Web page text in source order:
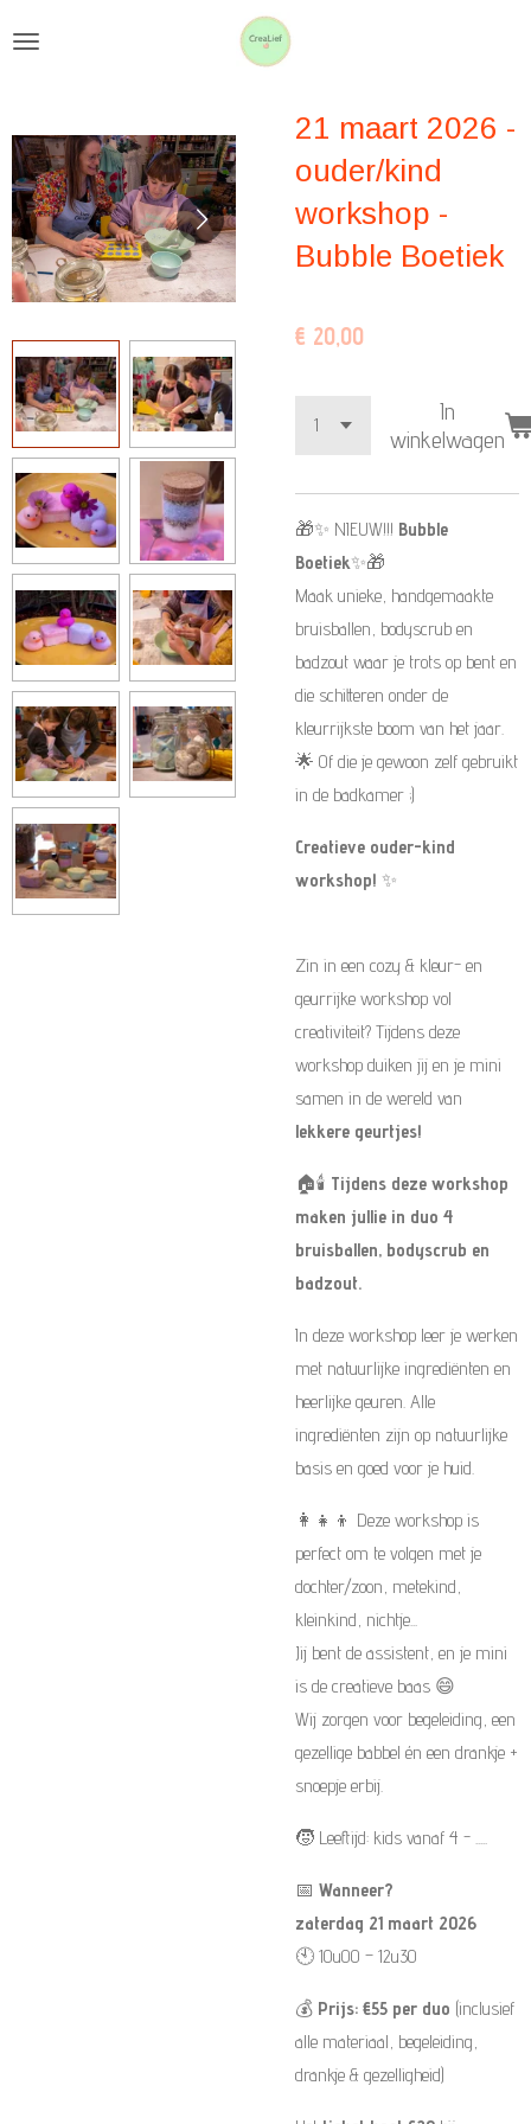
hoofdinhoud
21 maart 2026 -
ouder/kind
workshop -
Bubble Boetiek
€ 20,00
In
winkelwagen
🎁✨ NIEUW!!! Bubble
Boetiek✨🎁
Maak unieke, handgemaakte
bruisballen, bodyscrub en
badzout waar je trots op bent en
die schitteren onder de
kleurrijkste boom van het jaar.
🌟 Of die je gewoon zelf gebruikt
in de badkamer ;)
Creatieve ouder-kind
workshop! ✨
Zin in een cozy & kleur- en
geurrijke workshop vol
creativiteit? Tijdens deze
workshop duiken jij en je mini
samen in de wereld van
lekkere geurtjes!
🏠🕯️ Tijdens deze workshop
maken jullie in duo 4
bruisballen, bodyscrub en
badzout.
In deze workshop leer je werken
met natuurlijke ingrediënten en
heerlijke geuren. Alle
ingrediënten zijn op natuurlijke
basis en goed voor je huid.
👩‍👧‍👦 Deze workshop is
perfect om te volgen met je
dochter/zoon, metekind,
kleinkind, nichtje...
Jij bent de assistent, en je mini
is de creatieve baas 😄
Wij zorgen voor begeleiding, een
gezellige babbel én een drankje +
snoepje erbij.
🧒 Leeftijd: kids vanaf 4 - .....
📅 Wanneer?
zaterdag 21 maart 2026
🕙 10u00 – 12u30
💰 Prijs: €55 per duo (inclusief
alle materiaal, begeleiding,
drankje & gezelligheid)